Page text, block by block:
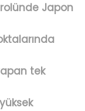
Japon
tek